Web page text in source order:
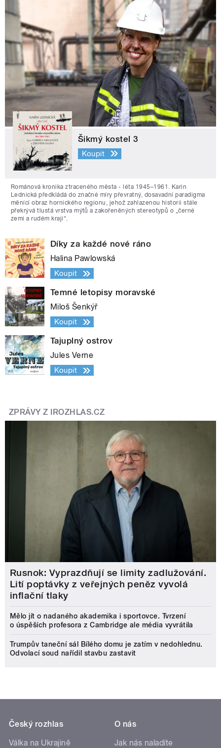
Šikmý kostel 3
Koupit
Románová kronika ztraceného města - léta 1945–1961. Karin
Lednická předkládá do značné míry převratný, dosavadní paradigma
měnící obraz hornického regionu, jehož zahlazenou historii stále
překrývá tlustá vrstva mýtů a zakořeněných stereotypů o „černé
zemi a rudém kraji“.
Díky za každé nové ráno
Halina Pawlowská
Koupit
Temné letopisy moravské
Miloš Šenkýř
Koupit
Tajuplný ostrov
Jules Verne
Koupit
ZPRÁVY Z IROZHLAS.CZ
Rusnok: Vyprazdňují se limity zadlužování.
Lití poptávky z veřejných peněz vyvolá
inflační tlaky
Mělo jít o nadaného akademika i sportovce. Tvrzení
o úspěších profesora z Cambridge ale média vyvrátila
Trumpův taneční sál Bílého domu je zatím v nedohlednu.
Odvolací soud nařídil stavbu zastavit
Český rozhlas
Válka na Ukrajině
O nás
Jak nás naladíte